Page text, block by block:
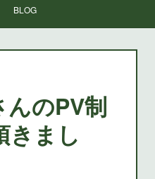
BLOG
のPV制
きまし